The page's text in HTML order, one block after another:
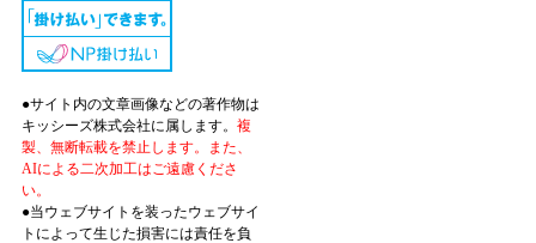
●サイト内の文章画像などの著作物は
キッシーズ株式会社に属します。 複
製、無断転載を禁止します。また、
AIによる二次加工はご遠慮くださ
い。
●当ウェブサイトを装ったウェブサイ
トによって生じた損害には責任を負